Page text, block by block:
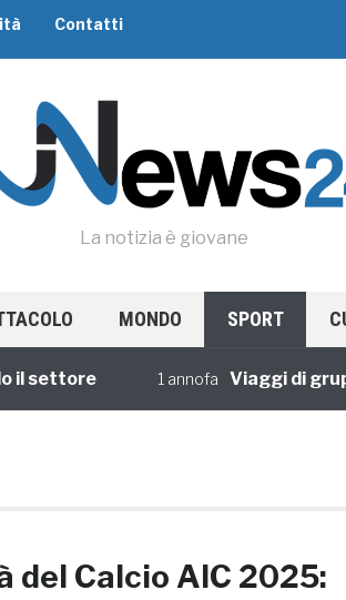
Contatti
La notizia è giovane
MONDO SPORT
1 annofa Viaggi di gruppo:
del Calcio AIC 2025: